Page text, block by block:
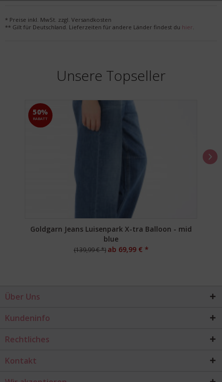
* Preise inkl. MwSt. zzgl. Versandkosten
** Gilt für Deutschland. Lieferzeiten für andere Länder findest du hier.
Unsere Topseller
50%
RABATT
Goldgarn Jeans Luisenpark X-tra Balloon - mid
blue
(139,99 € *) ab 69,99 € *
Über Uns
Kundeninfo
Rechtliches
Kontakt